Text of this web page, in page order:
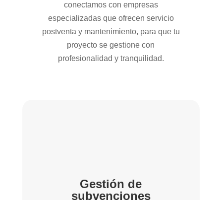
conectamos con empresas
especializadas que ofrecen servicio
postventa y mantenimiento, para que tu
proyecto se gestione con
profesionalidad y tranquilidad.
Gestión de
subvenciones